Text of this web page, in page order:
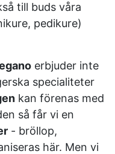
till buds våra
pedikure)
erbjuder inte
specialiteter
kan förenas med
så får vi en
- bröllop,
här. Men vi